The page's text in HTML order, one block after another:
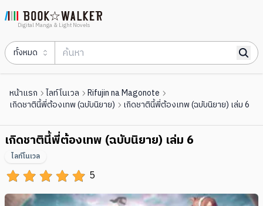
Digital Manga & Light Novels
ทั้งหมด
หน้าแรก ไลท์โนเวล
Rifujin na Magonote
เกิดชาตินี้พี่ต้องเทพ (ฉบับนิยาย)
เกิดชาตินี้พี่ต้องเทพ (ฉบับนิยาย) เล่ม 6
เกิดชาตินี้พี่ต้องเทพ (ฉบับนิยาย) เล่ม 6
5
ไลท์โนเวล